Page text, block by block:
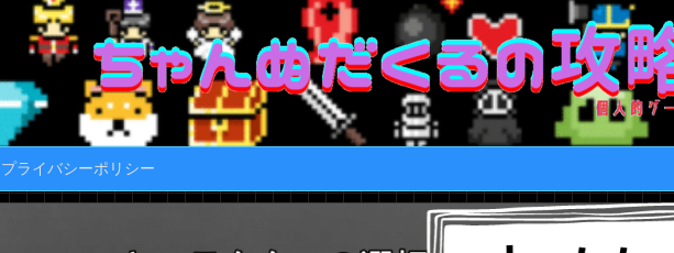
プライバシーポリシー